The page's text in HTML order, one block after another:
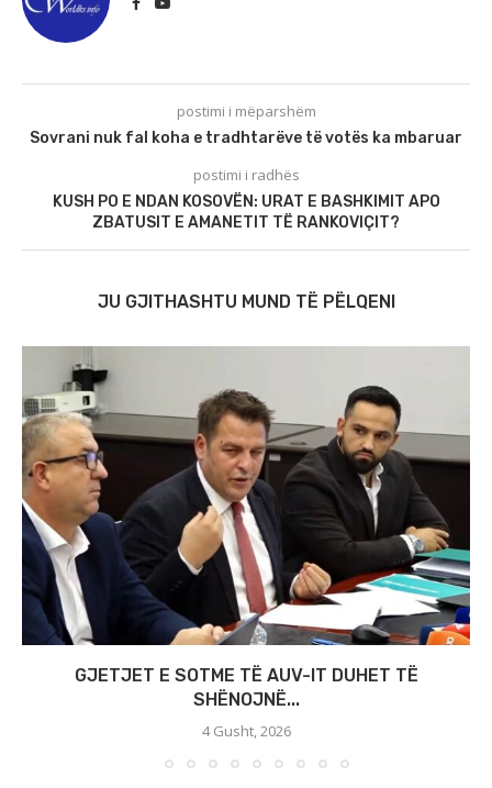
postimi i mëparshëm
Sovrani nuk fal koha e tradhtarëve të votës ka mbaruar
postimi i radhës
KUSH PO E NDAN KOSOVËN: URAT E BASHKIMIT APO
ZBATUSIT E AMANETIT TË RANKOVIÇIT?
JU GJITHASHTU MUND TË PËLQENI
GJETJET E SOTME TË AUV-IT DUHET TË
SHËNOJNË...
4 Gusht, 2026